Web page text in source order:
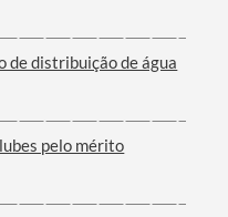
de distribuição de água
pelo mérito